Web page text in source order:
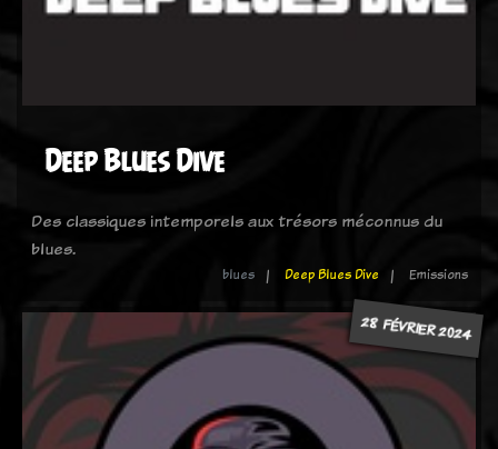
Deep Blues Dive
Des classiques intemporels aux trésors méconnus du
blues.
blues Deep Blues Dive Emissions
28 FÉVRIER 2024